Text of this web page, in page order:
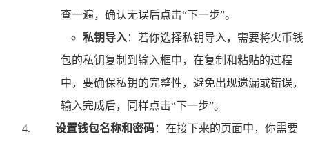
查一遍，确认无误后点击“下一步”。
私钥导入：若你选择私钥导入，需要将火币钱
包的私钥复制到输入框中，在复制和粘贴的过程
中，要确保私钥的完整性，避免出现遗漏或错误，
输入完成后，同样点击“下一步”。
设置钱包名称和密码：在接下来的页面中，你需要